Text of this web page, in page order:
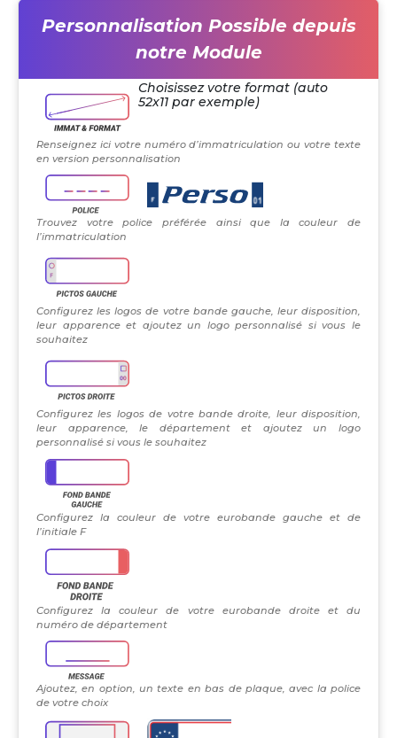
Personnalisation Possible depuis
notre Module
Choisissez votre format (auto
52x11 par exemple)
Renseignez ici votre numéro d’immatriculation ou votre texte
en version personnalisation
Trouvez votre police préférée ainsi que la couleur de
l’immatriculation
Configurez les logos de votre bande gauche, leur disposition,
leur apparence et ajoutez un logo personnalisé si vous le
souhaitez
Configurez les logos de votre bande droite, leur disposition,
leur apparence, le département et ajoutez un logo
personnalisé si vous le souhaitez
Configurez la couleur de votre eurobande gauche et de
l’initiale F
Configurez la couleur de votre eurobande droite et du
numéro de département
Ajoutez, en option, un texte en bas de plaque, avec la police
de votre choix